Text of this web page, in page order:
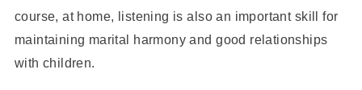
course, at home, listening is also an important skill for
maintaining marital harmony and good relationships
with children.